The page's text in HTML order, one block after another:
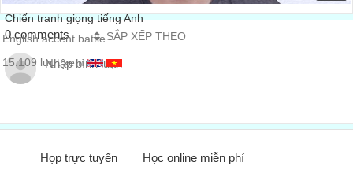
Chiến tranh giọng tiếng Anh
English accent battle
15.109 lượt xem
0 comments SẮP XẾP THEO
Họp trực tuyến Học online miễn phí